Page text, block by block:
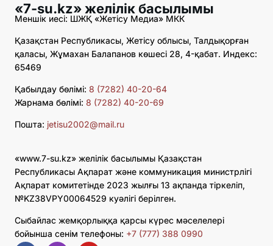
«7-su.kz» желілік басылымы
Меншік иесі: ШЖҚ «Жетісу Медиа» МКК
Қазақстан Республикасы, Жетісу облысы, Талдықорған
қаласы, Жұмахан Балапанов көшесі 28, 4-қабат. Индекс:
65469
Қабылдау бөлімі: 8 (7282) 40-20-64
Жарнама бөлімі: 8 (7282) 40-20-69
Пошта: jetisu2002@mail.ru
«www.7-su.kz» желілік басылымы Қазақстан
Республикасы Ақпарат және коммуникация министрлігі
Ақпарат комитетінде 2023 жылғы 13 ақпанда тіркеліп,
№KZ38VPY00064529 куәлігі берілген.
Сыбайлас жемқорлыққа қарсы күрес мәселелері
бойынша сенім телефоны: +7 (777) 388 0990